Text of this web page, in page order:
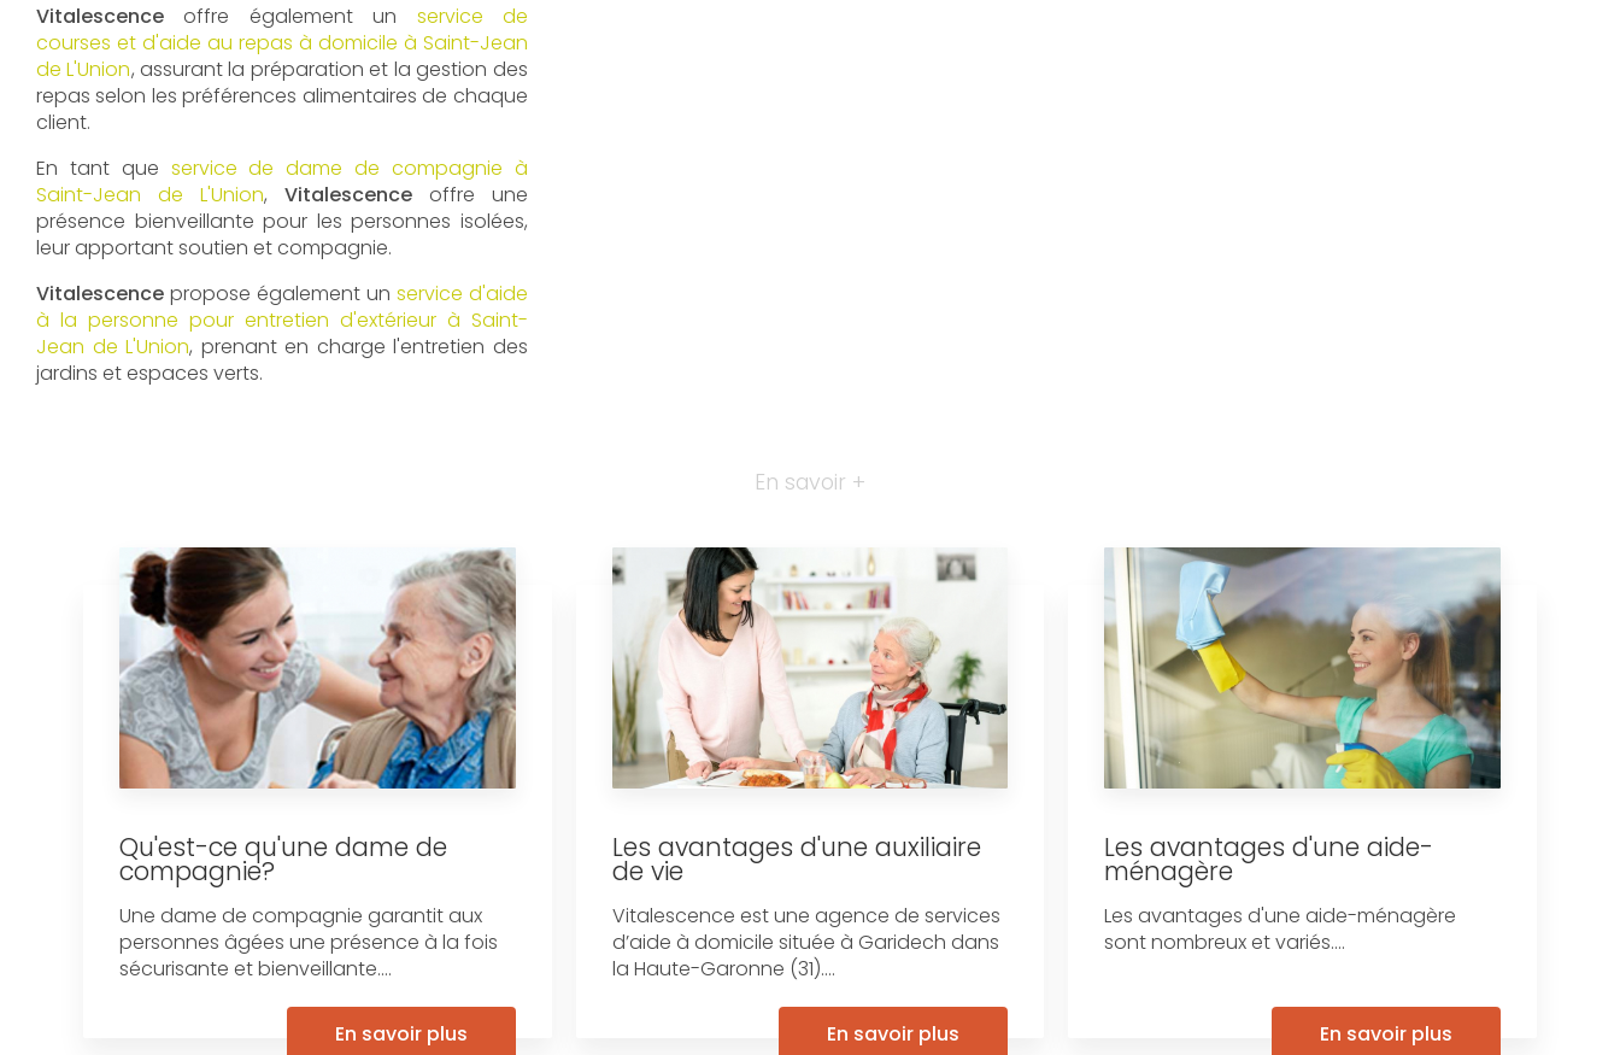
Vitalescence offre également un service de
courses et d'aide au repas à domicile à Saint-Jean
de L'Union, assurant la préparation et la gestion des
repas selon les préférences alimentaires de chaque
client.
En tant que service de dame de compagnie à
Saint-Jean de L'Union, Vitalescence offre une
présence bienveillante pour les personnes isolées,
leur apportant soutien et compagnie.
Vitalescence propose également un service d'aide
à la personne pour entretien d'extérieur à Saint-
Jean de L'Union, prenant en charge l'entretien des
jardins et espaces verts.
En savoir +
Qu'est-ce qu'une dame de
compagnie?
Une dame de compagnie garantit aux
personnes âgées une présence à la fois
sécurisante et bienveillante....
En savoir plus
Les avantages d'une auxiliaire
de vie
Vitalescence est une agence de services
d’aide à domicile située à Garidech dans
la Haute-Garonne (31)....
En savoir plus
Les avantages d'une aide-
ménagère
Les avantages d'une aide-ménagère
sont nombreux et variés....
En savoir plus